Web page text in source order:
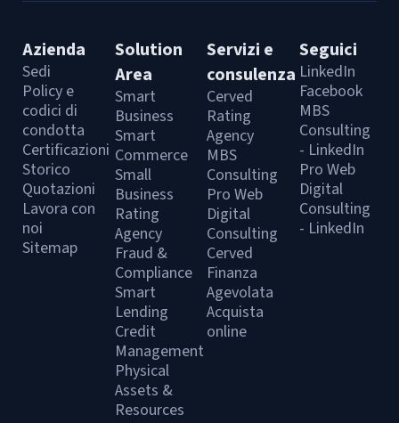
Azienda
Sedi
Policy e
codici di
condotta
Certificazioni
Storico
Quotazioni
Lavora con
noi
Sitemap
Solution
Area
Smart
Business
Smart
Commerce
Small
Business
Rating
Agency
Fraud &
Compliance
Smart
Lending
Credit
Management
Physical
Assets &
Resources
Servizi e
consulenza
Cerved
Rating
Agency
MBS
Consulting
Pro Web
Digital
Consulting
Cerved
Finanza
Agevolata
Acquista
online
Seguici
LinkedIn
Facebook
MBS
Consulting
- LinkedIn
Pro Web
Digital
Consulting
- LinkedIn